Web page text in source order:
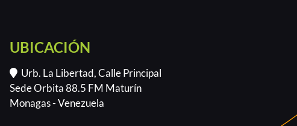
UBICACIÓN
Urb. La Libertad, Calle Principal
Sede Orbita 88.5 FM Maturín
Monagas - Venezuela